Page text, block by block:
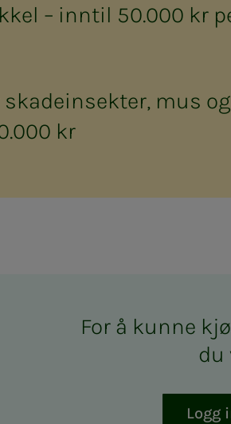
– inntil 50.000 kr
skadeinsekter, mus og
kr
For å kun­­ne
du
Logg